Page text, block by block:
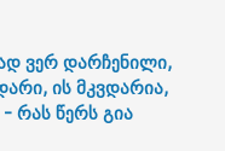
ვერ დარჩენილი,
ის მკვდარია,
რას წერს გია